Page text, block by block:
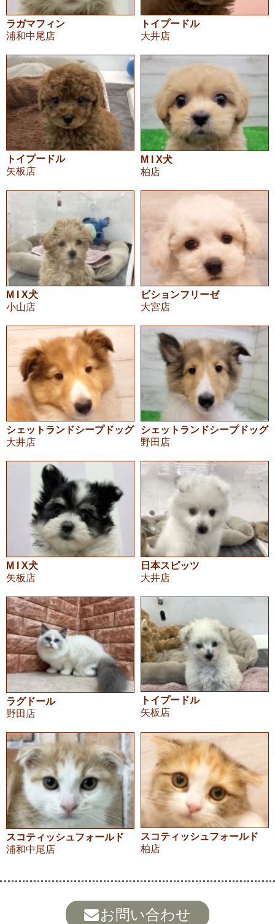
ラガマフィン
浦和中尾店
トイプードル
大井店
トイプードル
矢板店
M I X犬
柏店
M I X犬
小山店
ビションフリーゼ
大宮店
シェットランドシープドッグ
大井店
シェットランドシープドッグ
野田店
M I X犬
矢板店
日本スピッツ
大井店
ラグドール
野田店
トイプードル
矢板店
スコティッシュフォールド
浦和中尾店
スコティッシュフォールド
柏店
お問い合わせ